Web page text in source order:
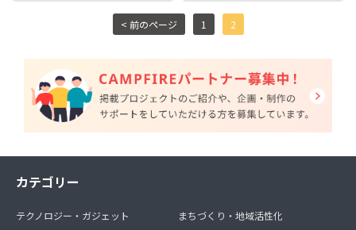
< 前のページ 1 2
カテゴリー
テクノロジー・ガジェット
まちづくり・地域活性化